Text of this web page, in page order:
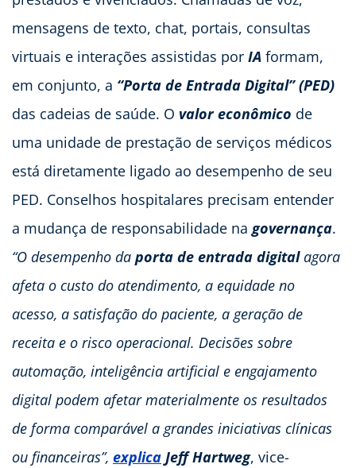
mensagens de texto, chat, portais, consultas
virtuais e interações assistidas por IA formam,
em conjunto, a “Porta de Entrada Digital” (PED)
das cadeias de saúde. O valor econômico de
uma unidade de prestação de serviços médicos
está diretamente ligado ao desempenho de seu
PED. Conselhos hospitalares precisam entender
a mudança de responsabilidade na governança.
“O desempenho da porta de entrada digitalagora
afeta o custo do atendimento, a equidade no
acesso, a satisfação do paciente, a geração de
receita e o risco operacional. Decisões sobre
automação, inteligência artificial e engajamento
digital podem afetar materialmente os resultados
de forma comparável a grandes iniciativas clínicas
ou financeiras”, explica Jeff Hartweg, vice-